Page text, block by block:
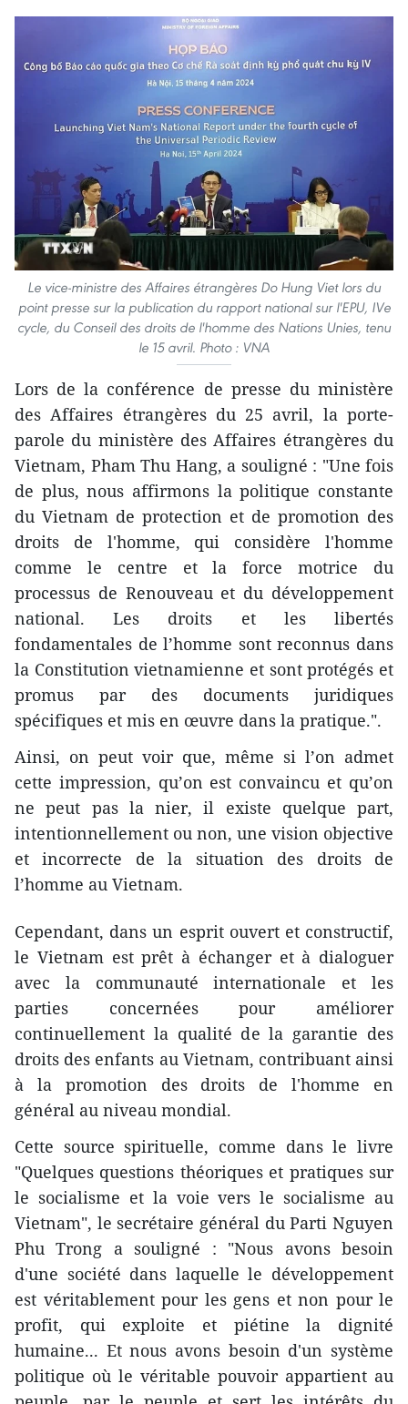
Le vice-ministre des Affaires étrangères Do Hung Viet lors du
point presse sur la publication du rapport national sur l'EPU, IVe
cycle, du Conseil des droits de l'homme des Nations Unies, tenu
le 15 avril. Photo : VNA
Lors de la conférence de presse du ministère
des Affaires étrangères du 25 avril, la porte-
parole du ministère des Affaires étrangères du
Vietnam, Pham Thu Hang, a souligné : "Une fois
de plus, nous affirmons la politique constante
du Vietnam de protection et de promotion des
droits de l'homme, qui considère l'homme
comme le centre et la force motrice du
processus de Renouveau et du développement
national. Les droits et les libertés
fondamentales de l’homme sont reconnus dans
la Constitution vietnamienne et sont protégés et
promus par des documents juridiques
spécifiques et mis en œuvre dans la pratique.".
Ainsi, on peut voir que, même si l’on admet
cette impression, qu’on est convaincu et qu’on
ne peut pas la nier, il existe quelque part,
intentionnellement ou non, une vision objective
et incorrecte de la situation des droits de
l’homme au Vietnam.
Cependant, dans un esprit ouvert et constructif,
le Vietnam est prêt à échanger et à dialoguer
avec la communauté internationale et les
parties concernées pour améliorer
continuellement la qualité de la garantie des
droits des enfants au Vietnam, contribuant ainsi
à la promotion des droits de l'homme en
général au niveau mondial.
Cette source spirituelle, comme dans le livre
"Quelques questions théoriques et pratiques sur
le socialisme et la voie vers le socialisme au
Vietnam", le secrétaire général du Parti Nguyen
Phu Trong a souligné : "Nous avons besoin
d'une société dans laquelle le développement
est véritablement pour les gens et non pour le
profit, qui exploite et piétine la dignité
humaine... Et nous avons besoin d'un système
politique où le véritable pouvoir appartient au